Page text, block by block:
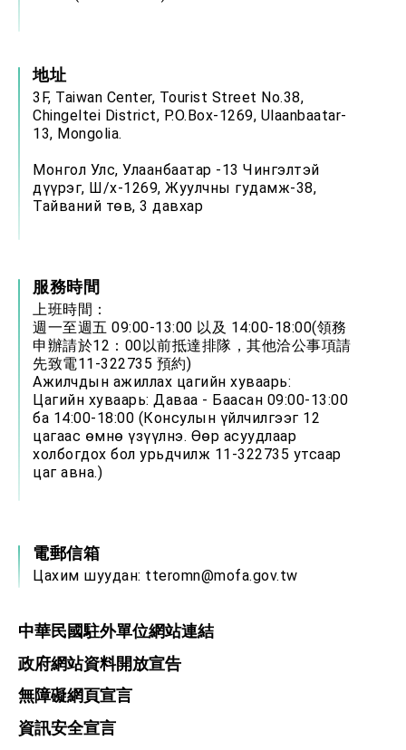
地址
3F, Taiwan Center, Tourist Street No.38,
Chingeltei District, P.O.Box-1269, Ulaanbaatar-
13, Mongolia.
Монгол Улс, Улаанбаатар -13 Чингэлтэй
дүүрэг, Ш/х-1269, Жуулчны гудамж-38,
Тайваний төв, 3 давхар
服務時間
上班時間：
週一至週五 09:00-13:00 以及 14:00-18:00(領務
申辦請於12：00以前抵達排隊，其他洽公事項請
先致電11-322735 預約)
Ажилчдын ажиллах цагийн хуваарь:
Цагийн хуваарь: Даваа - Баасан 09:00-13:00
ба 14:00-18:00 (Консулын үйлчилгээг 12
цагаас өмнө үзүүлнэ. Өөр асуудлаар
холбогдох бол урьдчилж 11-322735 утсаар
цаг авна.)
電郵信箱
Цахим шуудан: tteromn@mofa.gov.tw
中華民國駐外單位網站連結
政府網站資料開放宣告
無障礙網頁宣言
資訊安全宣言